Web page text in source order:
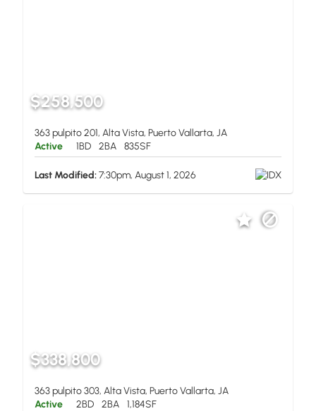
$258,500
363 pulpito 201, Alta Vista, Puerto Vallarta, JA
Active
1BD 2BA 835SF
Last Modified:7:30pm, August 1, 2026
$338,800
363 pulpito 303, Alta Vista, Puerto Vallarta, JA
Active
2BD 2BA 1,184SF